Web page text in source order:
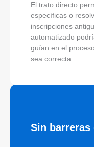
El trato directo
específicas o
inscripciones
automatizado
guían en el
sea correcta.
Sin